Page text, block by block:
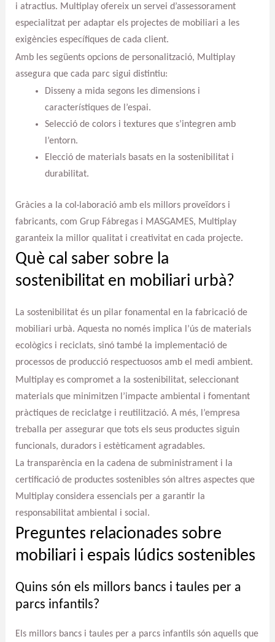
i atractius. Multiplay ofereix un servei d’assessorament
especialitzat per adaptar els projectes de mobiliari a les
exigències específiques de cada client.
Amb les següents opcions de personalització, Multiplay
assegura que cada parc sigui distintiu:
Disseny a mida segons les dimensions i
característiques de l’espai.
Selecció de colors i textures que s’integren amb
l’entorn.
Elecció de materials basats en la sostenibilitat i
durabilitat.
Gràcies a la col·laboració amb els millors proveïdors i
fabricants, com Grup Fábregas i MASGAMES, Multiplay
garanteix la millor qualitat i creativitat en cada projecte.
Què cal saber sobre la
sostenibilitat en mobiliari urbà?
La sostenibilitat és un pilar fonamental en la fabricació de
mobiliari urbà. Aquesta no només implica l’ús de materials
ecològics i reciclats, sinó també la implementació de
processos de producció respectuosos amb el medi ambient.
Multiplay es compromet a la sostenibilitat, seleccionant
materials que minimitzen l’impacte ambiental i fomentant
pràctiques de reciclatge i reutilització. A més, l’empresa
treballa per assegurar que tots els seus productes siguin
funcionals, duradors i estèticament agradables.
La transparència en la cadena de subministrament i la
certificació de productes sostenibles són altres aspectes que
Multiplay considera essencials per a garantir la
responsabilitat ambiental i social.
Preguntes relacionades sobre
mobiliari i espais lúdics sostenibles
Quins són els millors bancs i taules per a
parcs infantils?
Els millors bancs i taules per a parcs infantils són aquells que